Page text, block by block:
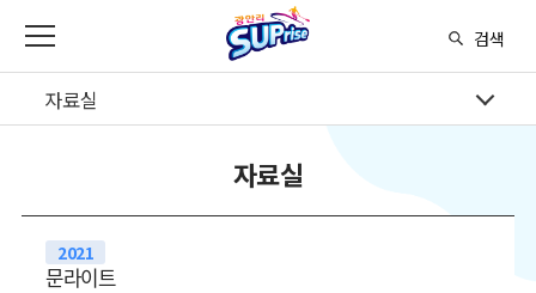
검색
자료실
자료실
2021
문라이트